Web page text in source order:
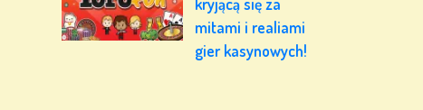
mitami i realiami
gier kasynowych!